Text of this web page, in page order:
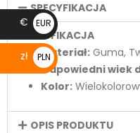
SPECYFIKACJA
SPECYFIKACJA
Materiał: Guma,
Odpowiedni wiek
Kolor:
OPIS PRODUKTU
€
EUR
€
zł
PLN
zł